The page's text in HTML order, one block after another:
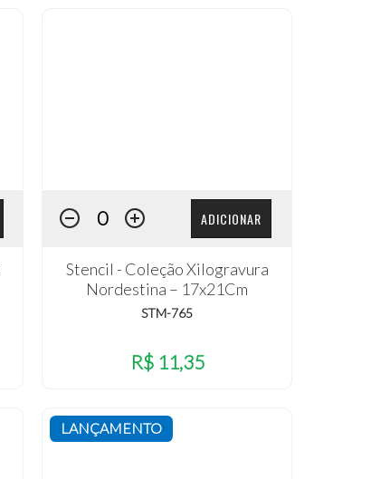
ADICIONAR
Stencil - Coleção Xilogravura
Nordestina – 17x21Cm
STM-765
R$ 11,35
LANÇAMENTO